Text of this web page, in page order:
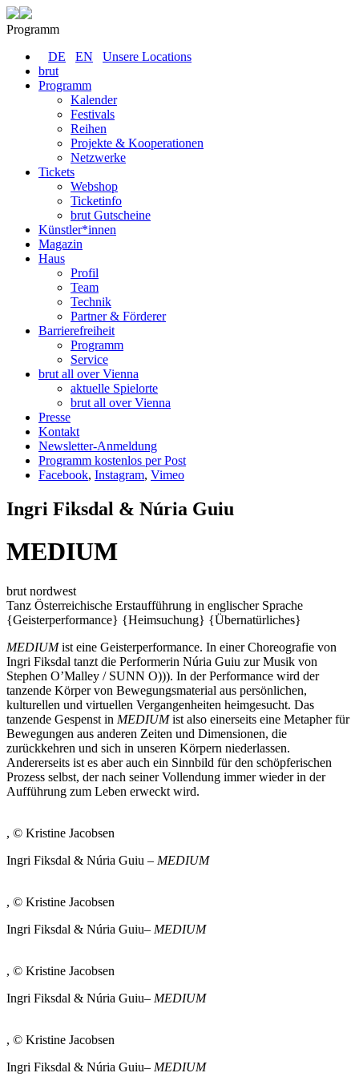
Programm
DE
EN
Unsere Locations
brut
Programm
Kalender
Festivals
Reihen
Projekte & Kooperationen
Netzwerke
Tickets
Webshop
Ticketinfo
brut Gutscheine
Künstler*innen
Magazin
Haus
Profil
Team
Technik
Partner & Förderer
Barrierefreiheit
Programm
Service
brut all over Vienna
aktuelle Spielorte
brut all over Vienna
Presse
Kontakt
Newsletter-Anmeldung
Programm kostenlos per Post
Facebook, Instagram, Vimeo
Ingri Fiksdal & Núria Guiu
MEDIUM
brut nordwest
Tanz Österreichische Erstaufführung in englischer Sprache
{Geisterperformance} {Heimsuchung} {Übernatürliches}
MEDIUMist eine Geisterperformance. In einer Choreografie von
Ingri Fiksdal tanzt die Performerin Núria Guiu zur Musik von
Stephen O’Malley / SUNN O))). In der Performance wird der
tanzende Körper von Bewegungsmaterial aus persönlichen,
kulturellen und virtuellen Vergangenheiten heimgesucht. Das
tanzende Gespenst in MEDIUMist also einerseits eine Metapher für
Bewegungen aus anderen Zeiten und Dimensionen, die
zurückkehren und sich in unseren Körpern niederlassen.
Andererseits ist es aber auch ein Sinnbild für den schöpferischen
Prozess selbst, der nach seiner Vollendung immer wieder in der
Aufführung zum Leben erweckt wird.
, © Kristine Jacobsen
Ingri Fiksdal & Núria Guiu – MEDIUM
, © Kristine Jacobsen
Ingri Fiksdal & Núria Guiu– MEDIUM
, © Kristine Jacobsen
Ingri Fiksdal & Núria Guiu– MEDIUM
, © Kristine Jacobsen
Ingri Fiksdal & Núria Guiu– MEDIUM